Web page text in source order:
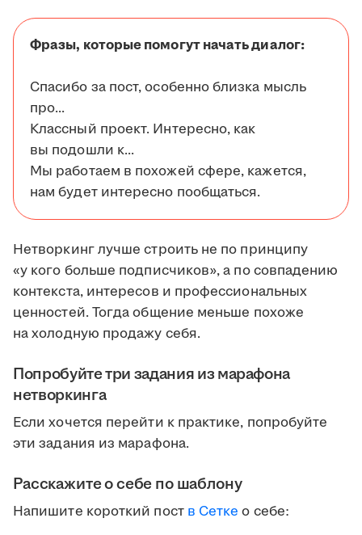
Фразы, которые помогут начать диалог:
Спасибо за пост, особенно близка мысль
про...
Классный проект. Интересно, как
вы подошли к...
Мы работаем в похожей сфере, кажется,
нам будет интересно пообщаться.
Нетворкинг лучше строить не по принципу
«у кого больше подписчиков», а по совпадению
контекста, интересов и профессиональных
ценностей. Тогда общение меньше похоже
на холодную продажу себя.
Попробуйте три задания из марафона
нетворкинга
Если хочется перейти к практике, попробуйте
эти задания из марафона.
Расскажите о себе по шаблону
Напишите короткий пост в Сетке о себе: